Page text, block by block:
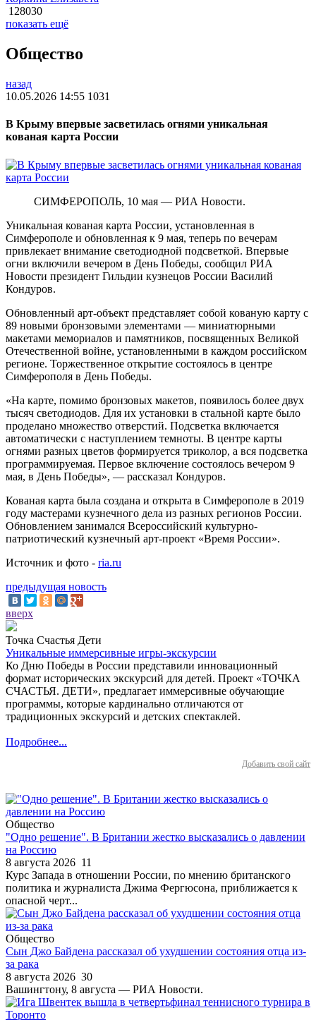
128030
показать ещё
Общество
назад
10.05.2026 14:55 1031
В Крыму впервые засветилась огнями уникальная
кованая карта России
СИМФЕРОПОЛЬ, 10 мая — РИА Новости.
Уникальная кованая карта России, установленная в
Симферополе и обновленная к 9 мая, теперь по вечерам
привлекает внимание светодиодной подсветкой. Впервые
огни включили вечером в День Победы, сообщил РИА
Новости президент Гильдии кузнецов России Василий
Кондуров.
Обновленный арт-объект представляет собой кованую карту с
89 новыми бронзовыми элементами — миниатюрными
макетами мемориалов и памятников, посвященных Великой
Отечественной войне, установленными в каждом российском
регионе. Торжественное открытие состоялось в центре
Симферополя в День Победы.
«На карте, помимо бронзовых макетов, появилось более двух
тысяч светодиодов. Для их установки в стальной карте было
проделано множество отверстий. Подсветка включается
автоматически с наступлением темноты. В центре карты
огнями разных цветов формируется триколор, а вся подсветка
программируемая. Первое включение состоялось вечером 9
мая, в День Победы», — рассказал Кондуров.
Кованая карта была создана и открыта в Симферополе в 2019
году мастерами кузнечного дела из разных регионов России.
Обновлением занимался Всероссийский культурно-
патриотический кузнечный арт-проект «Время России».
Источник и фото - ria.ru
предыдущая новость
вверх
Точка Счастья Дети
Уникальные иммерсивные игры-экскурсии
Ко Дню Победы в России представили инновационный
формат исторических экскурсий для детей. Проект «ТОЧКА
СЧАСТЬЯ. ДЕТИ», предлагает иммерсивные обучающие
программы, которые кардинально отличаются от
традиционных экскурсий и детских спектаклей.
Подробнее...
Добавить свой сайт
Общество
"Одно решение". В Британии жестко высказались о давлении
на Россию
8 августа 2026 11
Курс Запада в отношении России, по мнению британского
политика и журналиста Джима Фергюсона, приближается к
опасной черт...
Общество
Сын Джо Байдена рассказал об ухудшении состояния отца из-
за рака
8 августа 2026 30
Вашингтону, 8 августа — РИА Новости.